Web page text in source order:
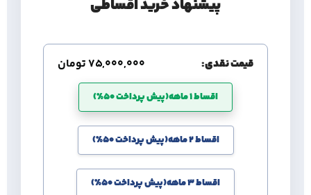
پیشنهاد خرید اقساطی
قیمت نقدی: 75,000,000تومان
اقساط 1 ماهه(پیش پرداخت 50%)
اقساط 2 ماهه(پیش پرداخت 50%)
اقساط 3 ماهه(پیش پرداخت 50%)